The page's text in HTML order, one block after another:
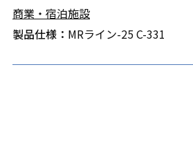
商業・宿泊施設
製品仕様： MRライン-25 C-331